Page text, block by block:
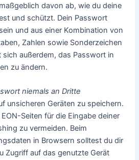
davon ab, wie du deine
und schützt. Dein Passwort
und aus einer Kombination von
Zahlen sowie Sonderzeichen
außerdem, das Passwort in
zu ändern.
niemals an Dritte
unsicheren Geräten zu speichern.
Seiten für die Eingabe deiner
zu vermeiden. Beim
in Browsern solltest du dir
Zugriff auf das genutzte Gerät